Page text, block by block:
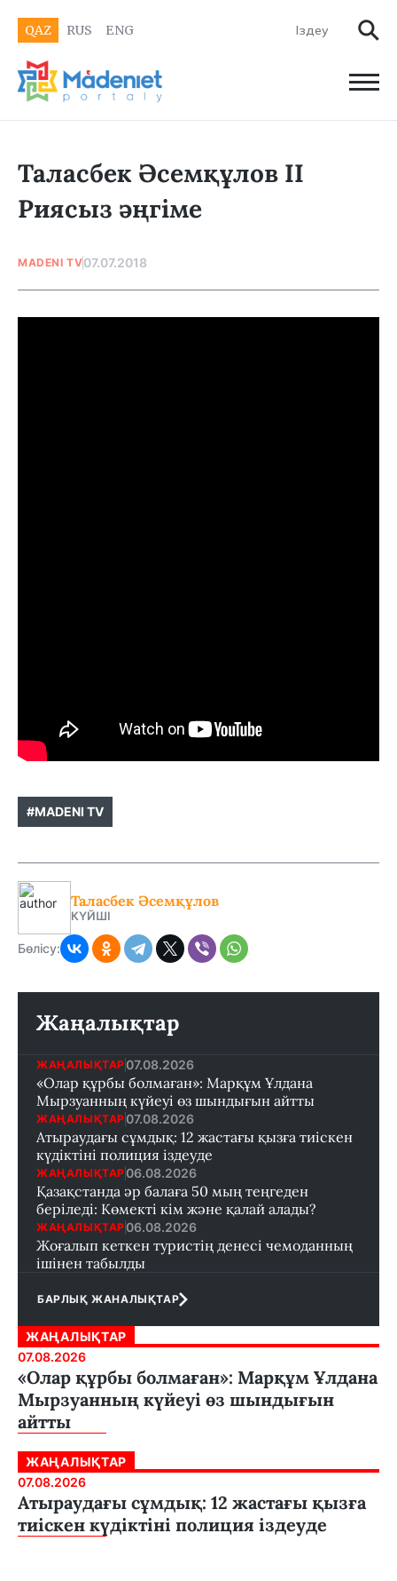
QAZ RUS ENG
Таласбек Әсемқұлов II
Риясыз әңгіме
MADENI TV07.07.2018
#MADENI TV
Таласбек Әсемқұлов
КҮЙШІ
Бөлісу:
Жаңалықтар
ЖАҢАЛЫҚТАР 07.08.2026
«Олар құрбы болмаған»: Марқұм Ұлдана
Мырзуанның күйеуі өз шындығын айтты
ЖАҢАЛЫҚТАР 07.08.2026
Атыраудағы сұмдық: 12 жастағы қызға тиіскен
күдіктіні полиция іздеуде
ЖАҢАЛЫҚТАР 06.08.2026
Қазақстанда әр балаға 50 мың теңгеден
беріледі: Көмекті кім және қалай алады?
ЖАҢАЛЫҚТАР 06.08.2026
Жоғалып кеткен туристің денесі чемоданның
ішінен табылды
БАРЛЫҚ ЖАНАЛЫҚТАР
ЖАҢАЛЫҚТАР
07.08.2026
«Олар құрбы болмаған»: Марқұм Ұлдана
Мырзуанның күйеуі өз шындығын
айтты
ЖАҢАЛЫҚТАР
07.08.2026
Атыраудағы сұмдық: 12 жастағы қызға
тиіскен күдіктіні полиция іздеуде